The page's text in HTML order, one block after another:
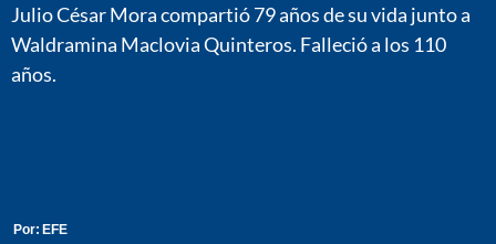
Julio César Mora compartió 79 años de su vida junto a
Waldramina Maclovia Quinteros. Falleció a los 110
años.
Por: EFE